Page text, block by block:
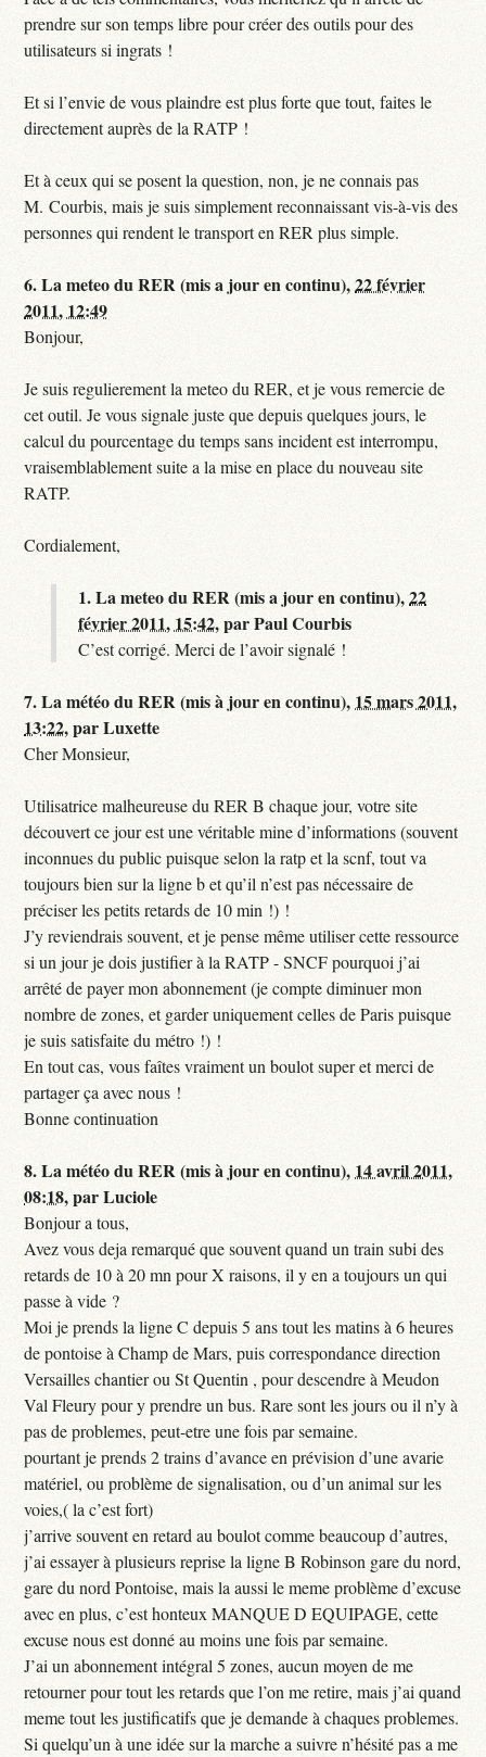
prendre sur son temps libre pour créer des outils pour des
utilisateurs si ingrats !
Et si l’envie de vous plaindre est plus forte que tout, faites le
directement auprès de la RATP !
Et à ceux qui se posent la question, non, je ne connais pas
M. Courbis, mais je suis simplement reconnaissant vis-à-vis des
personnes qui rendent le transport en RER plus simple.
6.La meteo du RER (mis a jour en continu),22 février
2011, 12:49
Bonjour,
Je suis regulierement la meteo du RER, et je vous remercie de
cet outil. Je vous signale juste que depuis quelques jours, le
calcul du pourcentage du temps sans incident est interrompu,
vraisemblablement suite a la mise en place du nouveau site
RATP.
Cordialement,
1.La meteo du RER (mis a jour en continu),22
février 2011, 15:42,parPaul Courbis
C’est corrigé. Merci de l’avoir signalé !
7.La météo du RER (mis à jour en continu), 15 mars 2011,
13:22,parLuxette
Cher Monsieur,
Utilisatrice malheureuse du RER B chaque jour, votre site
découvert ce jour est une véritable mine d’informations (souvent
inconnues du public puisque selon la ratp et la scnf, tout va
toujours bien sur la ligne b et qu’il n’est pas nécessaire de
préciser les petits retards de 10 min !) !
J’y reviendrais souvent, et je pense même utiliser cette ressource
si un jour je dois justifier à la RATP - SNCF pourquoi j’ai
arrêté de payer mon abonnement (je compte diminuer mon
nombre de zones, et garder uniquement celles de Paris puisque
je suis satisfaite du métro !) !
En tout cas, vous faîtes vraiment un boulot super et merci de
partager ça avec nous !
Bonne continuation
8.La météo du RER (mis à jour en continu), 14 avril 2011,
08:18,parLuciole
Bonjour a tous,
Avez vous deja remarqué que souvent quand un train subi des
retards de 10 à 20 mn pour X raisons, il y en a toujours un qui
passe à vide ?
Moi je prends la ligne C depuis 5 ans tout les matins à 6 heures
de pontoise à Champ de Mars, puis correspondance direction
Versailles chantier ou St Quentin , pour descendre à Meudon
Val Fleury pour y prendre un bus. Rare sont les jours ou il n’y à
pas de problemes, peut-etre une fois par semaine.
pourtant je prends 2 trains d’avance en prévision d’une avarie
matériel, ou problème de signalisation, ou d’un animal sur les
voies,( la c’est fort)
j’arrive souvent en retard au boulot comme beaucoup d’autres,
j’ai essayer à plusieurs reprise la ligne B Robinson gare du nord,
gare du nord Pontoise, mais la aussi le meme problème d’excuse
avec en plus, c’est honteux MANQUE D EQUIPAGE, cette
excuse nous est donné au moins une fois par semaine.
J’ai un abonnement intégral 5 zones, aucun moyen de me
retourner pour tout les retards que l’on me retire, mais j’ai quand
meme tout les justificatifs que je demande à chaques problemes.
Si quelqu’un à une idée sur la marche a suivre n’hésité pas a me